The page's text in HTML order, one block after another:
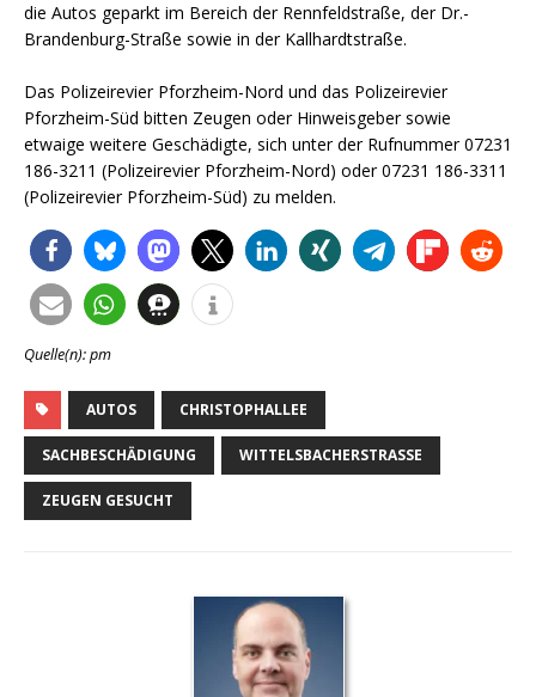
die Autos geparkt im Bereich der Rennfeldstraße, der Dr.-
Brandenburg-Straße sowie in der Kallhardtstraße.
Das Polizeirevier Pforzheim-Nord und das Polizeirevier
Pforzheim-Süd bitten Zeugen oder Hinweisgeber sowie
etwaige weitere Geschädigte, sich unter der Rufnummer 07231
186-3211 (Polizeirevier Pforzheim-Nord) oder 07231 186-3311
(Polizeirevier Pforzheim-Süd) zu melden.
Quelle(n): pm
AUTOS CHRISTOPHALLEE
SACHBESCHÄDIGUNG WITTELSBACHERSTRASSE
ZEUGEN GESUCHT